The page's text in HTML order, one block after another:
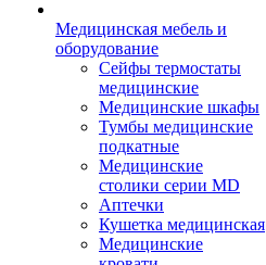
Медицинская мебель и
оборудование
Сейфы термостаты
медицинские
Медицинские шкафы
Тумбы медицинские
подкатные
Медицинские
столики серии MD
Аптечки
Кушетка медицинская
Медицинские